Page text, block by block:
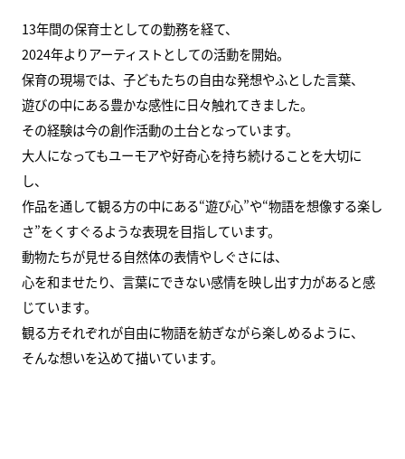
13年間の保育士としての勤務を経て、
2024年よりアーティストとしての活動を開始。
保育の現場では、子どもたちの自由な発想やふとした言葉、
遊びの中にある豊かな感性に日々触れてきました。
その経験は今の創作活動の土台となっています。
大人になってもユーモアや好奇心を持ち続けることを大切に
し、
作品を通して観る方の中にある“遊び心”や“物語を想像する楽し
さ”をくすぐるような表現を目指しています。
動物たちが見せる自然体の表情やしぐさには、
心を和ませたり、言葉にできない感情を映し出す力があると感
じています。
観る方それぞれが自由に物語を紡ぎながら楽しめるように、
そんな想いを込めて描いています。